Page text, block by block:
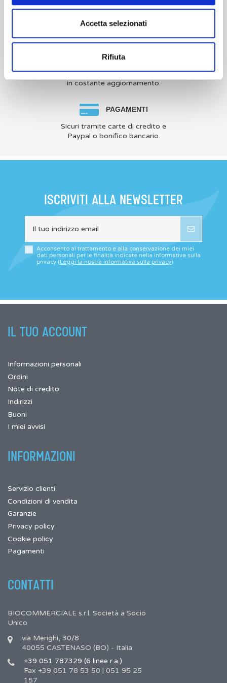
Accetta selezionati
Rifiuta
Veloci, sicure e tracciabili
con corriere espresso.
ARTICOLI
Catalogo prodotti
in costante aggiornamento.
PAGAMENTI
Sicuri tramite carte di credito e
Paypal o bonifico bancario.
ISCRIVITI ALLA NEWSLETTER
Acconsento al trattamento e alla conservazione dei miei
dati personali per le finalità indicate nella informativa sulla
privacy ( Leggi la nostra informativa sulla privacy).
IL TUO ACCOUNT
Informazioni personali
Ordini
Note di credito
Indirizzi
Buoni
I miei avvisi
INFORMAZIONI
Servizio clienti
Condizioni di vendita
Garanzie
Privacy policy
Cookie policy
Pagamenti
CONTATTI
BIOCOMMERCIALE s.r.l. Società a Socio
Unico
via Merighi, 30/8
40055 CASTENASO (BO) - Italia
+39 051 787329 (6 linee r.a.)
Fax +39 051 78 53 50 | 051 95 25
157